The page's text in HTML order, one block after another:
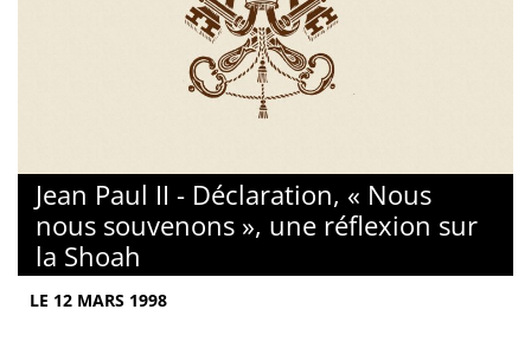
Jean Paul II - Déclaration, « Nous
nous souvenons », une réflexion sur
la Shoah
LE 12 MARS 1998